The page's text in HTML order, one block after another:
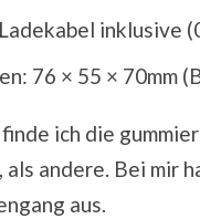
inklusive
76 × 55 × 70mm
ich die
andere. Bei mir
aus.